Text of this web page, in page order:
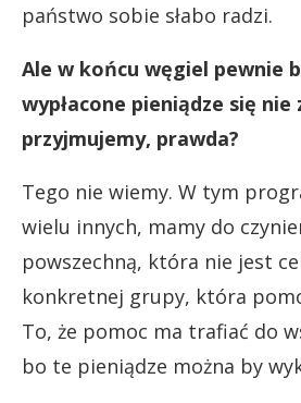
państwo sobie słabo radzi.
Ale w końcu węgiel pewnie
wypłacone pieniądze się
przyjmujemy, prawda?
Tego nie wiemy. W tym
wielu innych, mamy do
powszechną, która nie jest
konkretnej grupy, która
To, że pomoc ma trafiać do
bo te pieniądze można by